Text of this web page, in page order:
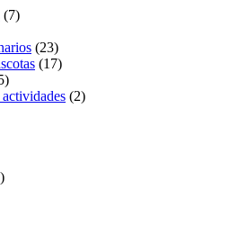
(7)
(23)
(17)
(2)